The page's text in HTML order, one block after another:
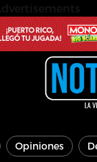
Opiniones